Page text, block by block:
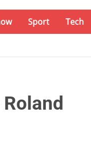
Sport Tech